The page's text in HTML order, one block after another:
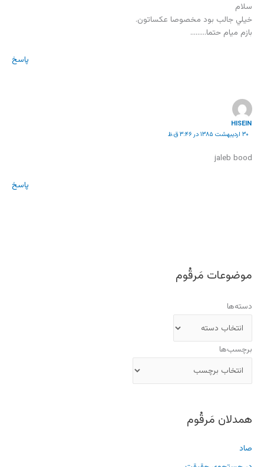
سلام
خيلي جالب بود مخصوصا عكساتون.
بازم ميام حتما………
پاسخ
HISEIN
۳۰ اردیبهشت ۱۳۸۵ در ۳:۴۶ ق.ظ
jaleb bood
پاسخ
موضوعات مَرقُوم
دسته‌ها
برچسب‌ها
همدلان مَرقُوم
صاد